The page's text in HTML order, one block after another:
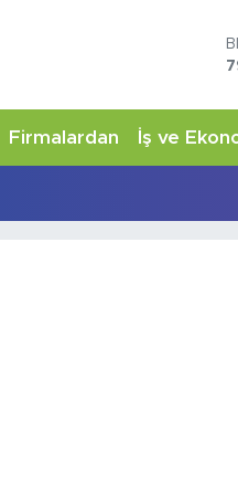
Firmalardan İş ve